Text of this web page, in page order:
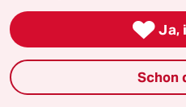
23.06.2024,23:51 Uhr
Die TU Chemnitz
automobilnahe
 Ja,
Schon